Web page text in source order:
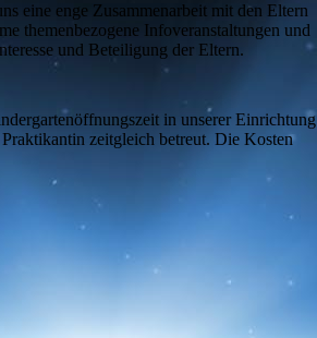
eine enge Zusammenarbeit mit den Eltern
themenbezogene Infoveranstaltungen und
und Beteiligung der Eltern.
in unserer Einrichtung
zeitgleich betreut. Die Kosten